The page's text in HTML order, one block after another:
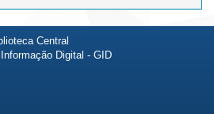
Central
Digital - GID